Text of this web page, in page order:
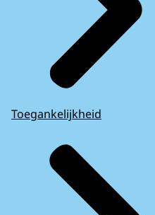
Toegankelijkheid